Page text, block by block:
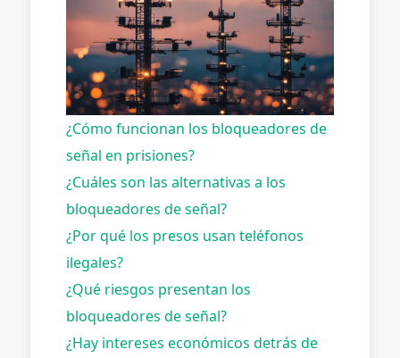
¿Cómo funcionan los bloqueadores de
señal en prisiones?
¿Cuáles son las alternativas a los
bloqueadores de señal?
¿Por qué los presos usan teléfonos
ilegales?
¿Qué riesgos presentan los
bloqueadores de señal?
¿Hay intereses económicos detrás de